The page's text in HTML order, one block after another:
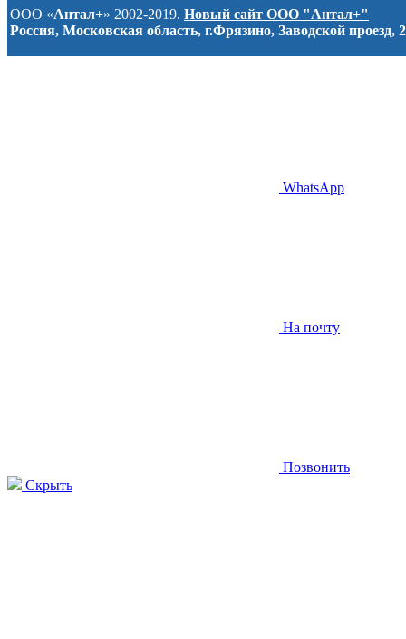
ООО «Антал+» 2002-2019. Новый сайт ООО "Антал+"
Россия, Московская область, г.Фрязино, Заводской проезд, 2
WhatsApp
На почту
Позвонить
Скрыть